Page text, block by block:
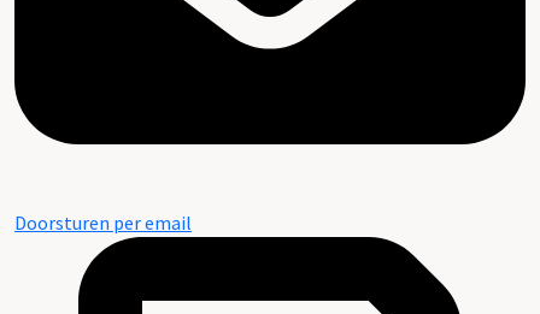
Doorsturen per email